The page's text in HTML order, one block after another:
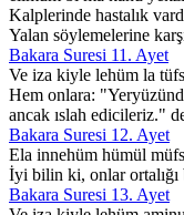
Kalplerinde hastalık
Yalan söylemelerine
Bakara Suresi 11. Ayet
Ve iza kiyle lehüm la
Hem onlara:
ancak ıslah edicileriz."
Bakara Suresi 12. Ayet
Ela innehüm hümül
İyi bilin ki, onlar ortalığı
Bakara Suresi 13. Ayet